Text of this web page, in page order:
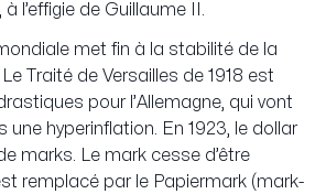
l’effigie de Guillaume II.
met fin à la stabilité de la
Traité de Versailles de 1918 est
pour l’Allemagne, qui vont
une hyperinflation. En 1923, le dollar
marks. Le mark cesse d’être
remplacé par le Papiermark (mark-